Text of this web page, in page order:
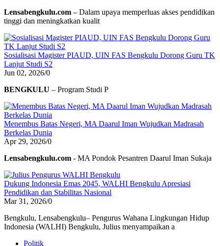
Lensabengkulu.com – Dalam upaya memperluas akses pendidikan
tinggi dan meningkatkan kualit
Sosialisasi Magister PIAUD, UIN FAS Bengkulu Dorong Guru TK
Lanjut Studi S2
Jun 02, 2026/0
BENGKULU – Program Studi P
Menembus Batas Negeri, MA Daarul Iman Wujudkan Madrasah
Berkelas Dunia
Apr 29, 2026/0
Lensabengkulu.com - MA Pondok Pesantren Daarul Iman Sukaja
Dukung Indonesia Emas 2045, WALHI Bengkulu Apresiasi
Pendidikan dan Stabilitas Nasional
Mar 31, 2026/0
Bengkulu, Lensabengkulu– Pengurus Wahana Lingkungan Hidup
Indonesia (WALHI) Bengkulu, Julius menyampaikan a
Politik